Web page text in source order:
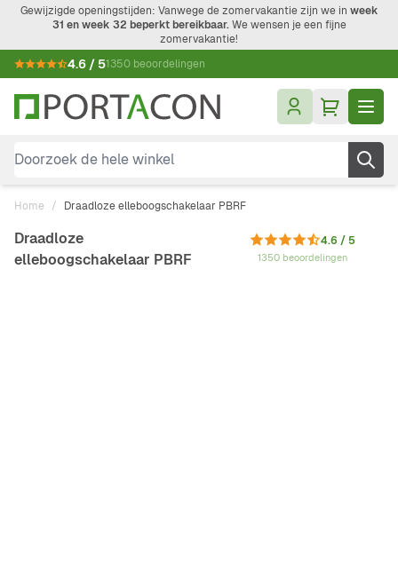
Ga naar de inhoud
Gewijzigde openingstijden: Vanwege de zomervakantie zijn we in week
31 en week 32 beperkt bereikbaar.We wensen je een fijne
zomervakantie!
4.6 / 51350 beoordelingen
Doorzoek de hele winkel
Home / Draadloze elleboogschakelaar PBRF
Draadloze
elleboogschakelaar PBRF
4.6 / 5
1350 beoordelingen